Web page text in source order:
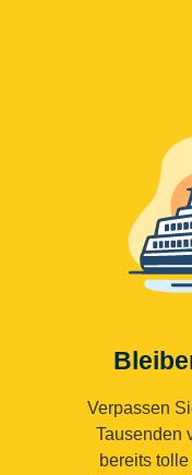
Verpassen
Tausenden
bereits